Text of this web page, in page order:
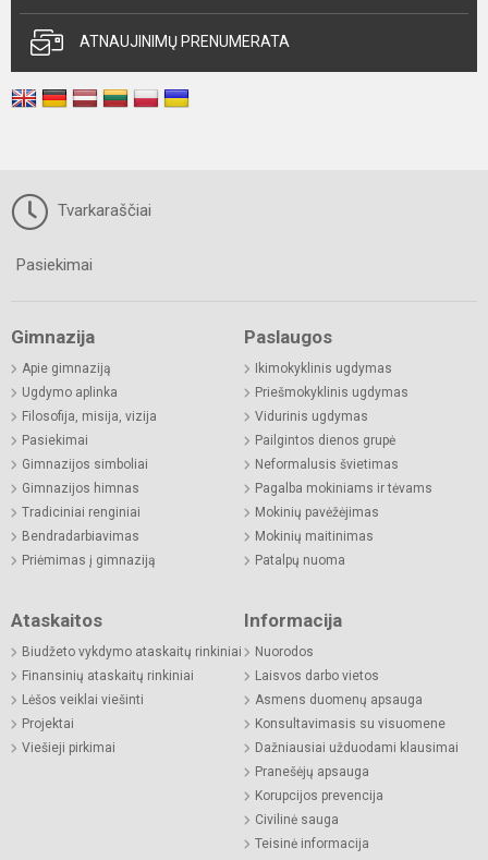
ATNAUJINIMŲ PRENUMERATA
Tvarkaraščiai
Pasiekimai
Gimnazija
Apie gimnaziją
Ugdymo aplinka
Filosofija, misija, vizija
Pasiekimai
Gimnazijos simboliai
Gimnazijos himnas
Tradiciniai renginiai
Bendradarbiavimas
Priėmimas į gimnaziją
Paslaugos
Ikimokyklinis ugdymas
Priešmokyklinis ugdymas
Vidurinis ugdymas
Pailgintos dienos grupė
Neformalusis švietimas
Pagalba mokiniams ir tėvams
Mokinių pavėžėjimas
Mokinių maitinimas
Patalpų nuoma
Ataskaitos
Biudžeto vykdymo ataskaitų rinkiniai
Finansinių ataskaitų rinkiniai
Lėšos veiklai viešinti
Projektai
Viešieji pirkimai
Informacija
Nuorodos
Laisvos darbo vietos
Asmens duomenų apsauga
Konsultavimasis su visuomene
Dažniausiai užduodami klausimai
Pranešėjų apsauga
Korupcijos prevencija
Civilinė sauga
Teisinė informacija